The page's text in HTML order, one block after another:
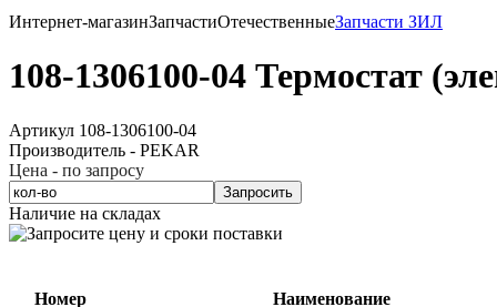
Интернет-магазинЗапчастиОтечественныеЗапчасти ЗИЛ
108-1306100-04 Термостат
Артикул 108-1306100-04
Производитель - PEKAR
Цена - по запросу
Запросить
Наличие на складах
Номер Наименование